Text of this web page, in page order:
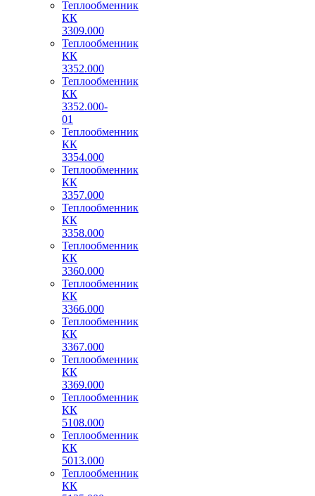
Теплообменник
КК
3309.000
Теплообменник
КК
3352.000
Теплообменник
КК
3352.000-
01
Теплообменник
КК
3354.000
Теплообменник
КК
3357.000
Теплообменник
КК
3358.000
Теплообменник
КК
3360.000
Теплообменник
КК
3366.000
Теплообменник
КК
3367.000
Теплообменник
КК
3369.000
Теплообменник
КК
5108.000
Теплообменник
КК
5013.000
Теплообменник
КК